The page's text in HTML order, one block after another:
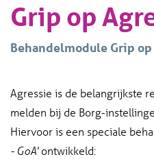
Grip op
Behandelmodule Grip op
Agressie is de belangrijkste
melden bij de Borg-
Hiervoor is een speciale
- GoA' ontwikkeld: